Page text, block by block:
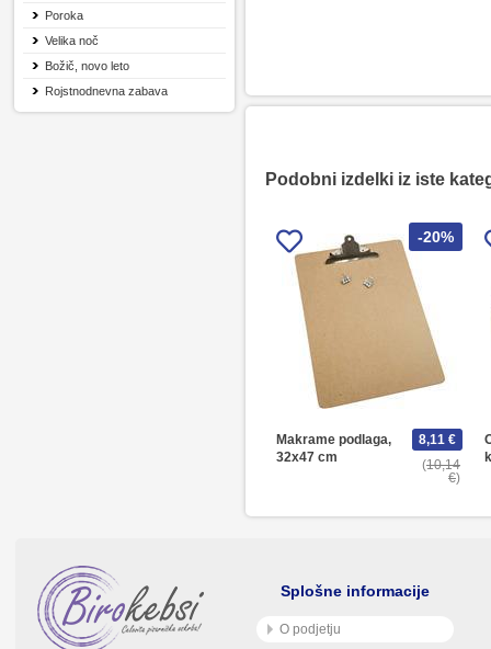
Poroka
Velika noč
Božič, novo leto
Rojstnodnevna zabava
Podobni izdelki iz iste
-20%
Makrame podlaga,
32x47 cm
10,14
€
8,11 €
Splošne informacije
O podjetju